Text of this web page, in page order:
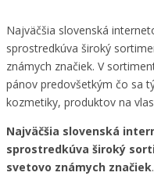
Najväčšia slovenská
sprostredkúva široký
známych značiek. V
pánov predovšetkým čo sa
kozmetiky, produktov na
Najväčšia slovenská
sprostredkúva široký
svetovo známych značiek